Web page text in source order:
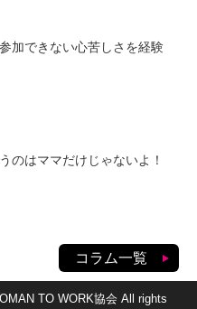
加できない心苦しさを経験
のはママだけじゃないよ！
コラム一覧
TO WORK協会 All rights